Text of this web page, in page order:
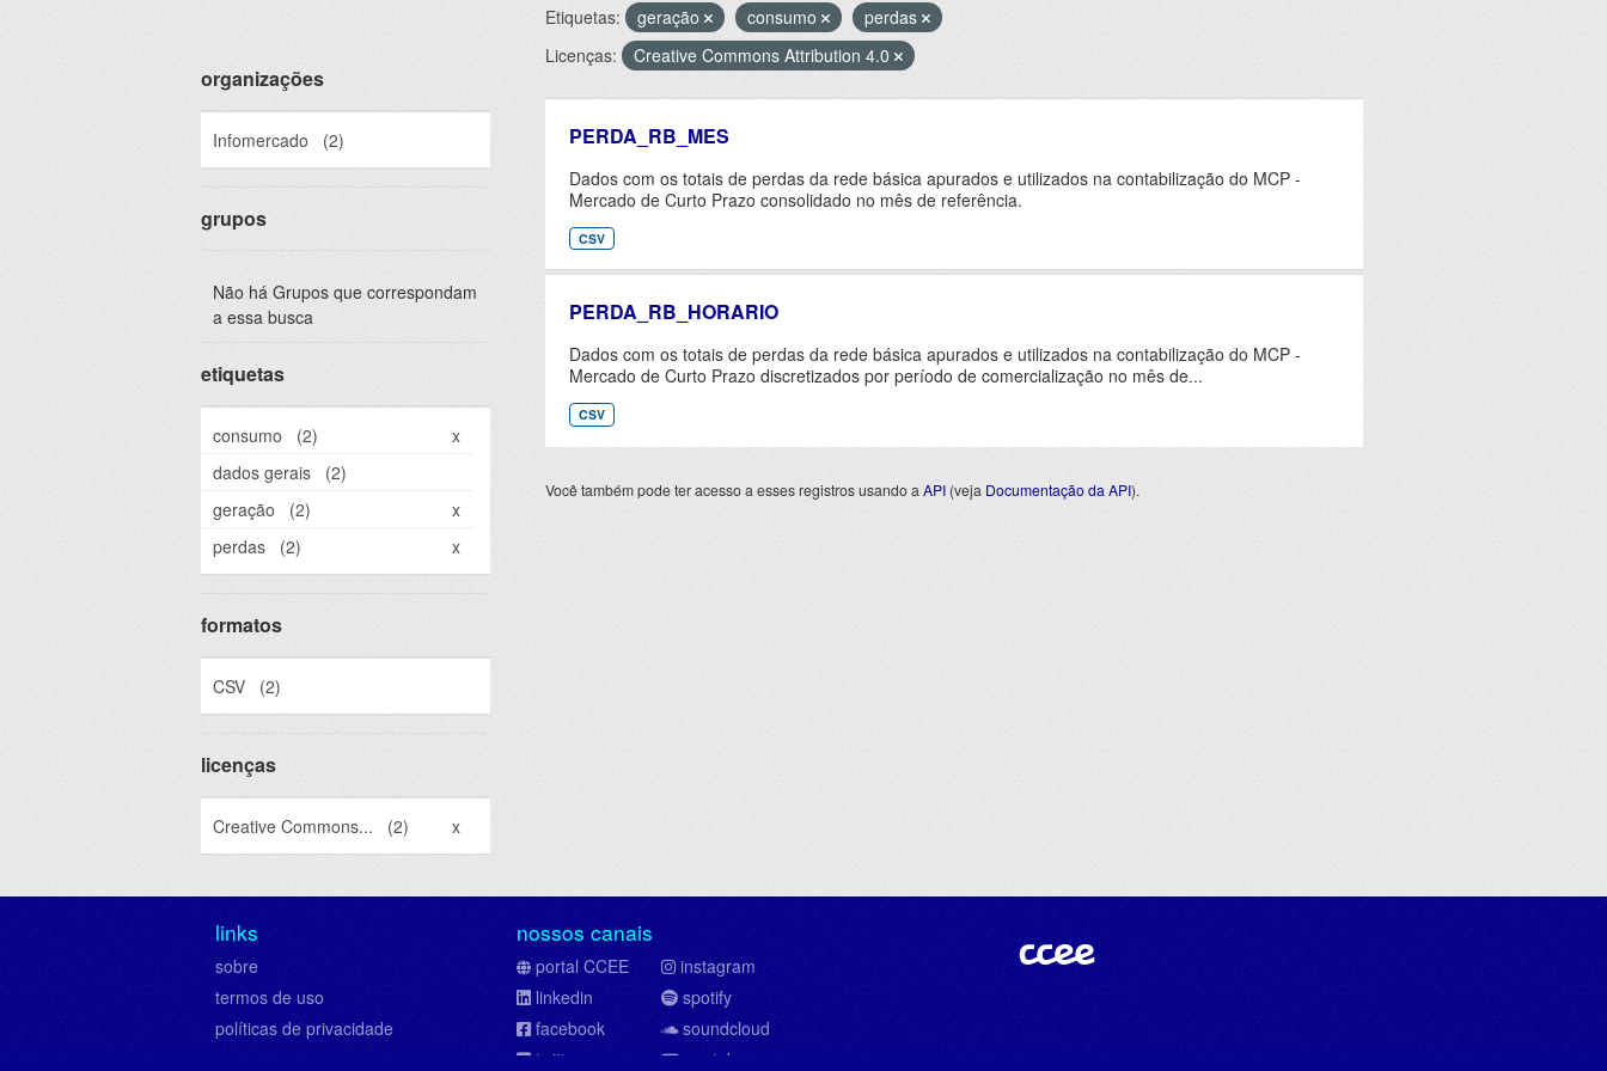
organizações
Infomercado (2)
grupos
Não há Grupos que correspondam
a essa busca
etiquetas
consumo (2)
x
dados gerais
(2)
geração
(2)
x
perdas
(2) x
formatos
CSV (2)
licenças
Creative Commons... (2) x
Etiquetas: geração consumo
perdas
Licenças:
Creative Commons Attribution 4.0
PERDA_RB_MES
Dados com os totais de perdas da rede básica apurados e utilizados na contabilização do MCP -
Mercado de Curto Prazo consolidado no mês de referência.
CSV
PERDA_RB_HORARIO
Dados com os totais de perdas da rede básica apurados e utilizados na contabilização do MCP -
Mercado de Curto Prazo discretizados por período de comercialização no mês de...
CSV
Você também pode ter acesso a esses registros usando a API (veja Documentação da API).
links
sobre
termos de uso
políticas de privacidade
nossos canais
portal CCEE
linkedin
facebook
twitter
instagram
spotify
soundcloud
youtube